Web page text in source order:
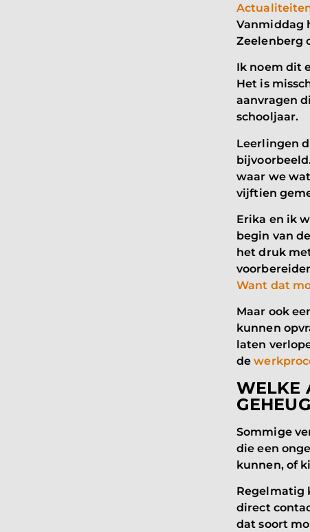
Vanmiddag
Zeelenberg
Ik noem dit
Het is
aanvragen
schooljaar.
Leerlingen
waar we
vijftien
Erika en ik
begin van
het druk
Want dat
Maar ook
kunnen
laten
de
WELKE
Sommige
die een
kunnen, of
Regelmatig
direct
dat soort